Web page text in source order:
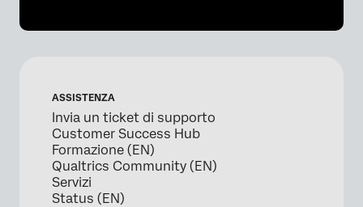
ASSISTENZA
Invia un ticket di supporto
Customer Success Hub
Formazione (EN)
Qualtrics Community (EN)
Servizi
Status (EN)